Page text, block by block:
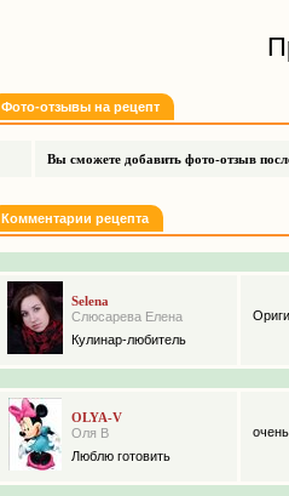
Фото-отзывы на рецепт
Вы сможете добавить фото-отзыв
Комментарии рецепта
Selena
Слюсарева Елена
Кулинар-любитель
OLYA-V
Оля В
Люблю готовить